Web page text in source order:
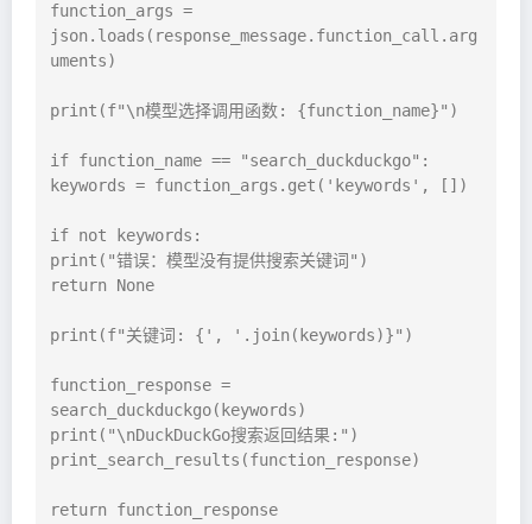
function_args =
json.loads(response_message.function_call.arg
uments)
print(f"\n模型选择调用函数: {function_name}")
if function_name == "search_duckduckgo":
keywords = function_args.get('keywords', [])
if not keywords:
print("错误：模型没有提供搜索关键词")
return None
print(f"关键词: {', '.join(keywords)}")
function_response =
search_duckduckgo(keywords)
print("\nDuckDuckGo搜索返回结果:")
print_search_results(function_response)
return function_response